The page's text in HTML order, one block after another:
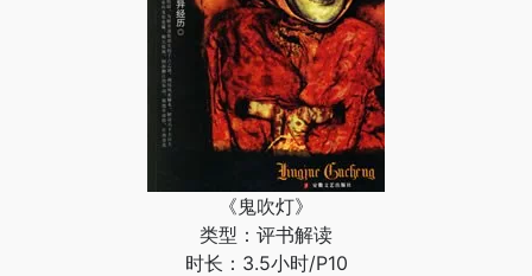
《鬼吹灯》
类型：评书解读
时长：3.5小时/P10